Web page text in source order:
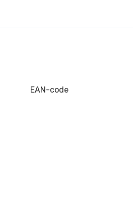
EAN-code